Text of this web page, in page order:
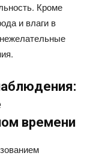
Кроме
и влаги в
времени